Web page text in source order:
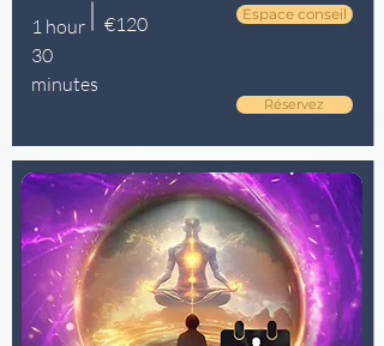
1 hour
30
minutes
€120 Espace conseil
Réservez